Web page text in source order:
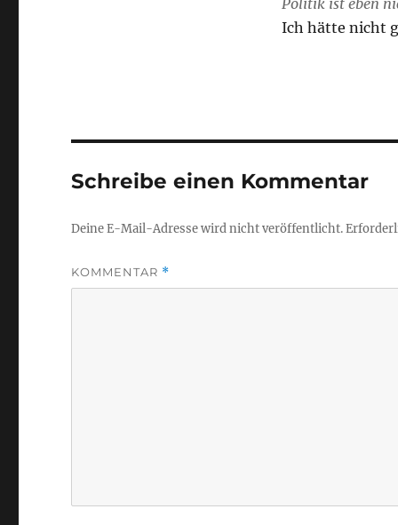
Ich hätte nicht
Schreibe einen Kommentar
Deine E-Mail-Adresse wird nicht veröffentlicht.
KOMMENTAR *